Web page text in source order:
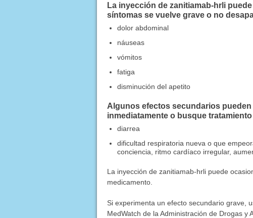
La inyección de zanitiamab-hrli
síntomas se vuelve grave o no
dolor abdominal
náuseas
vómitos
fatiga
disminución del apetito
Algunos efectos secundarios
inmediatamente o busque
diarrea
dificultad respiratoria nueva o que
conciencia, ritmo cardíaco irregular,
La inyección de zanitiamab-hrli puede
medicamento.
Si experimenta un efecto secundario grave,
MedWatch de la Administración de Drogas